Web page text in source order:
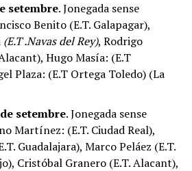
setembre. Jonegada sense
Benito (E.T. Galapagar),
(E.T .Navas del Rey), Rodrigo
Hugo Masía: (E.T
Plaza: (E.T Ortega Toledo) (La
setembre. Jonegada sense
Martínez: (E.T. Ciudad Real),
Guadalajara), Marco Peláez (E.T.
Cristóbal Granero (E.T. Alacant),